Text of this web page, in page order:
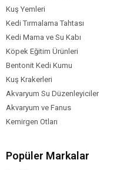
Kuş Yemleri
Kedi Tırmalama Tahtası
Kedi Mama ve Su Kabı
Köpek Eğitim Ürünleri
Bentonit Kedi Kumu
Kuş Krakerleri
Akvaryum Su Düzenleyiciler
Akvaryum ve Fanus
Kemirgen Otları
Popüler Markalar